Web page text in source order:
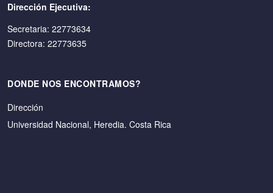
Dirección Ejecutiva:
Secretaria: 22773634
Directora: 22773635
DONDE NOS ENCONTRAMOS?
Dirección
Universidad Nacional, Heredia. Costa Rica